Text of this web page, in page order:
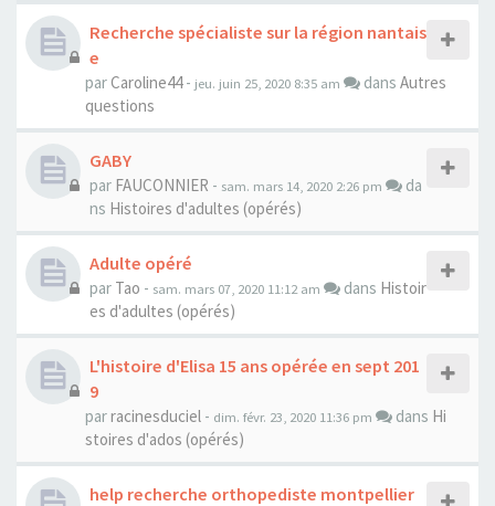
Recherche spécialiste sur la région nantais
e
parCaroline44- jeu. juin 25, 2020 8:35 am dans Autres
questions
GABY
par FAUCONNIER - sam. mars 14, 2020 2:26 pm
da
ns Histoires d'adultes (opérés)
Adulte opéré
par Tao - sam. mars 07, 2020 11:12 am dans Histoir
es d'adultes (opérés)
L'histoire d'Elisa 15 ans opérée en sept 201
9
parracinesduciel - dim. févr. 23, 2020 11:36 pm dans Hi
stoires d'ados (opérés)
help recherche orthopediste montpellier